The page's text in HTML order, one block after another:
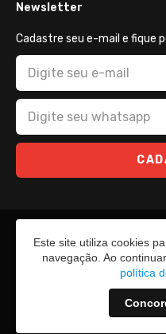
Newsletter
Cadastre seu e-mail e fique
Este site utiliza cookies
navegação. Ao
política